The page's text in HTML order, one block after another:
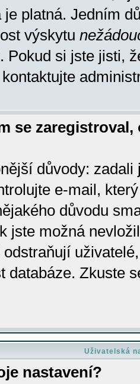
je platná. Jedním
výskytu
Pokud si jste jisti,
se
důvody:
e-mail,
důvodu
jste možná
databáze. Zkuste
Uživatelská
nastavení?